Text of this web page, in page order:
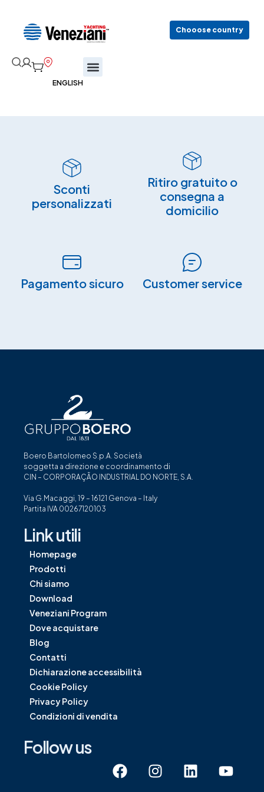
Chooose country
Sconti
personalizzati
Ritiro gratuito o
consegna a
domicilio
Pagamento sicuro​ Customer service
Boero Bartolomeo S.p.A. Società
soggetta a direzione e coordinamento di
CIN – CORPORAÇÃO INDUSTRIAL DO NORTE, S.A.
Via G.Macaggi, 19 – 16121 Genova – Italy
Partita IVA 00267120103
Link utili
Homepage
Prodotti
Chi siamo
Download
Veneziani Program
Dove acquistare
Blog
Contatti
Dichiarazione accessibilità
Cookie Policy
Privacy Policy
Condizioni di vendita
Follow us